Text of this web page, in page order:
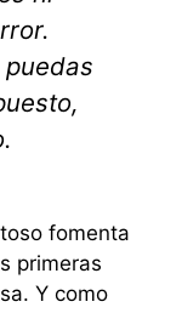
fomenta
primeras
Y como